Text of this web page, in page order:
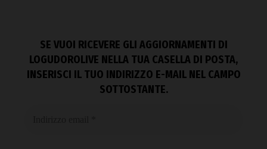
SE VUOI RICEVERE GLI AGGIORNAMENTI DI
LOGUDOROLIVE NELLA TUA CASELLA DI POSTA,
INSERISCI IL TUO INDIRIZZO E-MAIL NEL CAMPO
SOTTOSTANTE.